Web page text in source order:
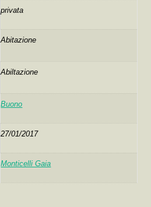
privata
Abitazione
Abiltazione
Buono
27/01/2017
Monticelli Gaia